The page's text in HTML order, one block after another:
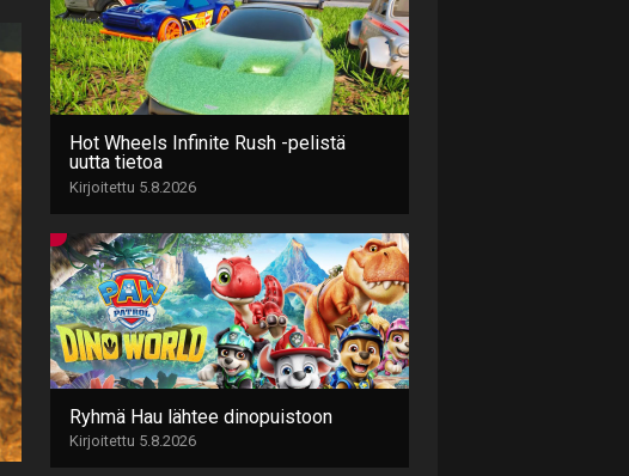
Hot Wheels Infinite Rush -pelistä
uutta tietoa
Kirjoitettu 5.8.2026
Ryhmä Hau lähtee dinopuistoon
Kirjoitettu 5.8.2026